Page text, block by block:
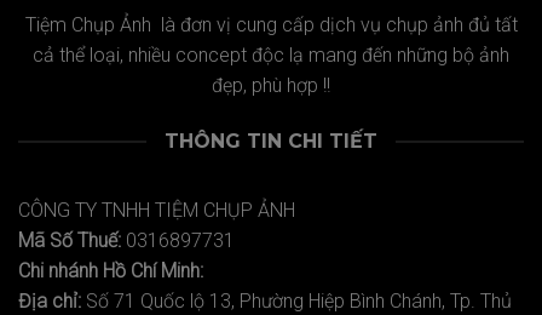
Tiệm Chụp Ảnh là đơn vị cung cấp dịch vụ chụp ảnh đủ tất
cả thể loại, nhiều concept độc lạ mang đến những bộ ảnh
đẹp, phù hợp !!
THÔNG TIN CHI TIẾT
CÔNG TY TNHH TIỆM CHỤP ẢNH
Mã Số Thuế: 0316897731
Chi nhánh Hồ Chí Minh:
Địa chỉ: Số 71 Quốc lộ 13, Phường Hiệp Bình Chánh, Tp. Thủ